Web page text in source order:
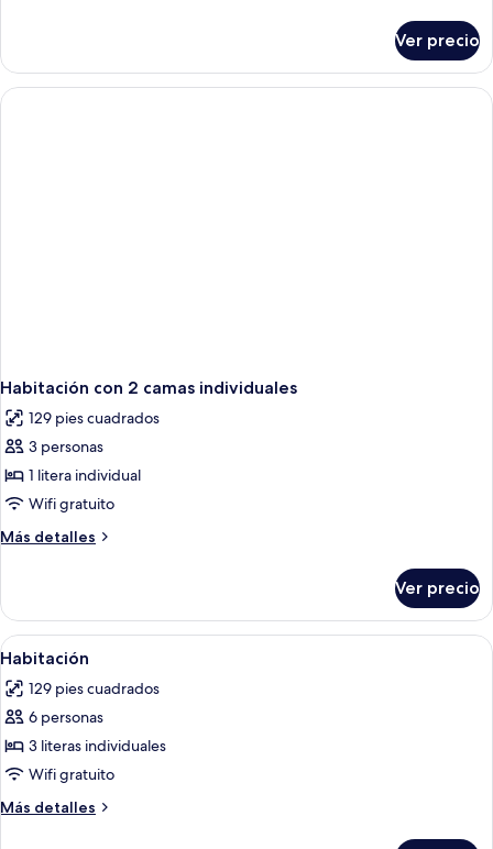
cuádruple
Ver precio
Habitación con 2 camas individuales
129 pies cuadrados
3 personas
1 litera individual
Wifi gratuito
Más detalles
Más
con
camas
Ver precio
Abrir
todas
las
fotos
de
Habitación
Dos niños sentados en una litera,
2
Habitación
129 pies cuadrados
6 personas
3 literas individuales
Wifi gratuito
Más detalles
Más